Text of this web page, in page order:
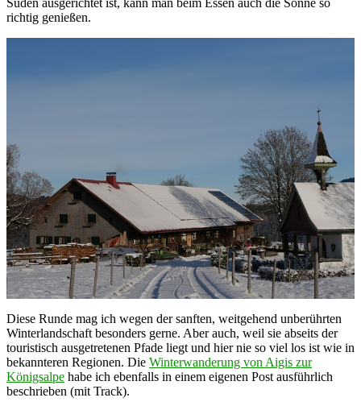
richtig genießen.
Diese Runde mag ich wegen der sanften, weitgehend unberührten
Winterlandschaft besonders gerne. Aber auch, weil sie abseits der
touristisch ausgetretenen Pfade liegt und hier nie so viel los ist wie in
bekannteren Regionen. Die Winterwanderung von Aigis zur
Königsalpe habe ich ebenfalls in einem eigenen Post ausführlich
beschrieben (mit Track).